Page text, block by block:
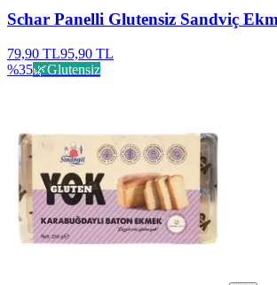
Schar Panelli Glutensiz Sandviç
79,90 TL95,90 TL
%35🌿Glutensiz